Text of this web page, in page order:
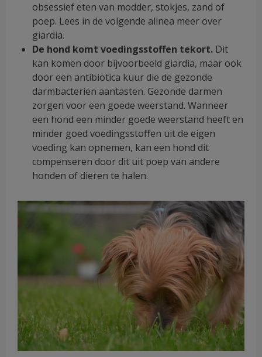
obsessief eten van modder, stokjes, zand of
poep. Lees in de volgende alinea meer over
giardia.
De hond komt voedingsstoffen tekort. Dit
kan komen door bijvoorbeeld giardia, maar ook
door een antibiotica kuur die de gezonde
darmbacteriën aantasten. Gezonde darmen
zorgen voor een goede weerstand. Wanneer
een hond een minder goede weerstand heeft en
minder goed voedingsstoffen uit de eigen
voeding kan opnemen, kan een hond dit
compenseren door dit uit poep van andere
honden of dieren te halen.